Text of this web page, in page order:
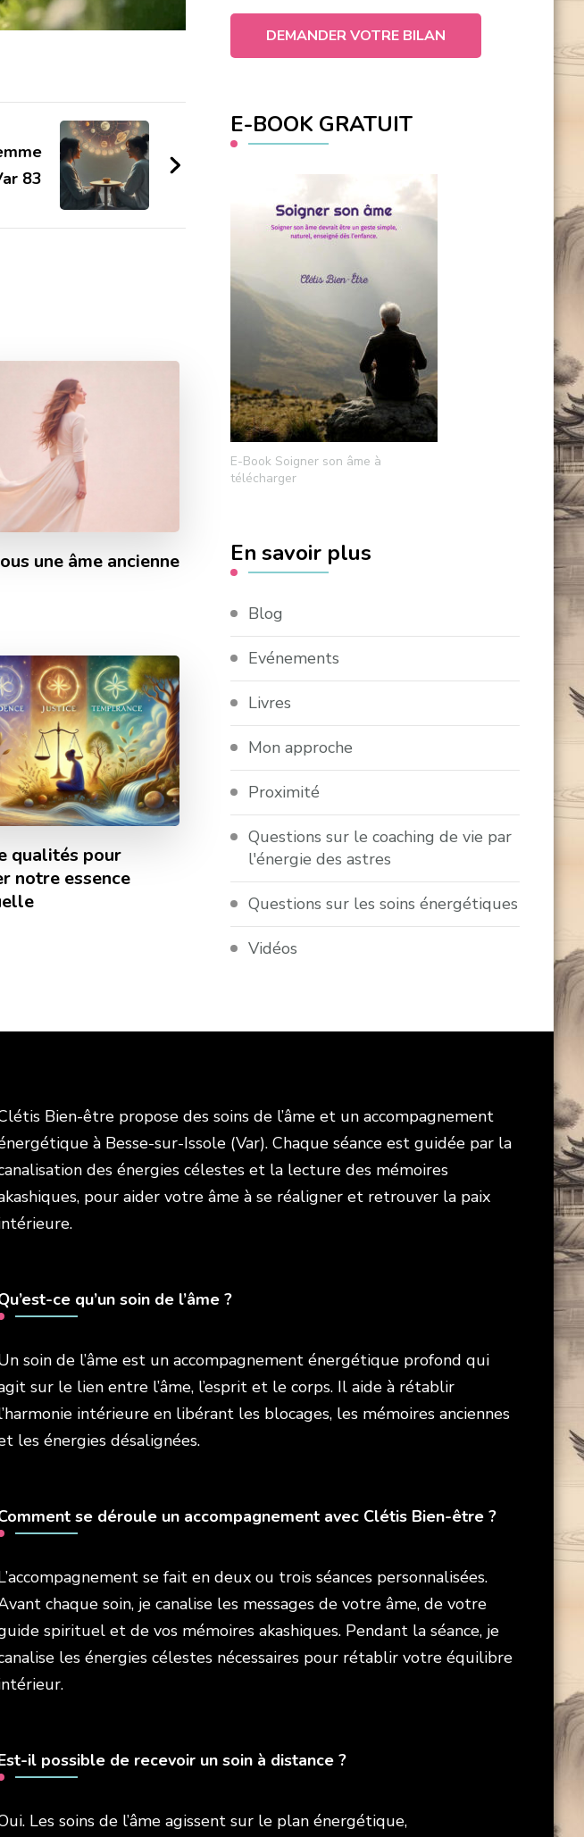
83
une âme ancienne
qualités pour
notre essence
DEMANDER VOTRE BILAN
E-BOOK GRATUIT
E-Book Soigner son âme à
télécharger
En savoir plus
Blog
Evénements
Livres
Mon approche
Proximité
Questions sur le coaching de vie par
l'énergie des astres
Questions sur les soins énergétiques
Vidéos
Bien-être propose des soins de l’âme et un accompagnement
à Besse-sur-Issole (Var). Chaque séance est guidée par la
des énergies célestes et la lecture des mémoires
pour aider votre âme à se réaligner et retrouver la paix
ce qu’un soin de l’âme ?
soin de l’âme est un accompagnement énergétique profond qui
sur le lien entre l’âme, l’esprit et le corps. Il aide à rétablir
intérieure en libérant les blocages, les mémoires anciennes
les énergies désalignées.
se déroule un accompagnement avec Clétis Bien-être ?
se fait en deux ou trois séances personnalisées.
chaque soin, je canalise les messages de votre âme, de votre
spirituel et de vos mémoires akashiques. Pendant la séance, je
les énergies célestes nécessaires pour rétablir votre équilibre
il possible de recevoir un soin à distance ?
Les soins de l’âme agissent sur le plan énergétique,